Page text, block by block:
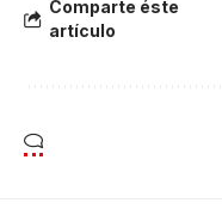
Comparte éste
artículo